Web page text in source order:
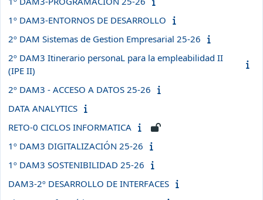
1º DAM3-ENTORNOS DE DESARROLLO
2º DAM Sistemas de Gestion Empresarial 25-26
2º DAM3 Itinerario personaL para la empleabilidad II
(IPE II)
2º DAM3 - ACCESO A DATOS 25-26
DATA ANALYTICS
RETO-0 CICLOS INFORMATICA
1º DAM3 DIGITALIZACIÓN 25-26
1º DAM3 SOSTENIBILIDAD 25-26
DAM3-2º DESARROLLO DE INTERFACES